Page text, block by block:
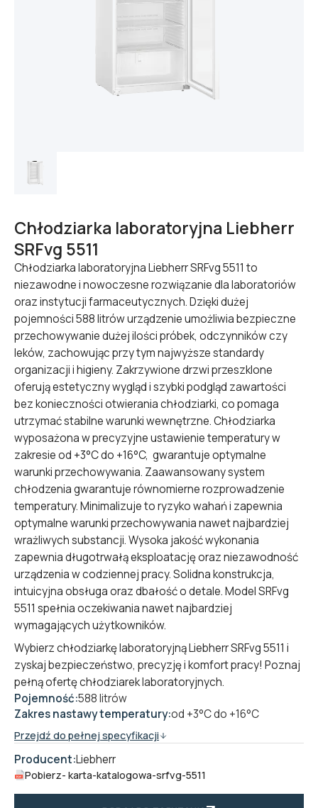
Chłodziarka laboratoryjna Liebherr
SRFvg 5511
Chłodziarka laboratoryjna Liebherr SRFvg 5511 to
niezawodne i nowoczesne rozwiązanie dla laboratoriów
oraz instytucji farmaceutycznych. Dzięki dużej
pojemności 588 litrów urządzenie umożliwia bezpieczne
przechowywanie dużej ilości próbek, odczynników czy
leków, zachowując przy tym najwyższe standardy
organizacji i higieny. Zakrzywione drzwi przeszklone
oferują estetyczny wygląd i szybki podgląd zawartości
bez konieczności otwierania chłodziarki, co pomaga
utrzymać stabilne warunki wewnętrzne. Chłodziarka
wyposażona w precyzyjne ustawienie temperatury w
zakresie od +3°C do +16°C, gwarantuje optymalne
warunki przechowywania. Zaawansowany system
chłodzenia gwarantuje równomierne rozprowadzenie
temperatury. Minimalizuje to ryzyko wahań i zapewnia
optymalne warunki przechowywania nawet najbardziej
wrażliwych substancji. Wysoka jakość wykonania
zapewnia długotrwałą eksploatację oraz niezawodność
urządzenia w codziennej pracy. Solidna konstrukcja,
intuicyjna obsługa oraz dbałość o detale. Model SRFvg
5511 spełnia oczekiwania nawet najbardziej
wymagających użytkowników.
Wybierz chłodziarkę laboratoryjną Liebherr SRFvg 5511 i
zyskaj bezpieczeństwo, precyzję i komfort pracy! Poznaj
pełną ofertęchłodziarek laboratoryjnych.
Pojemność:588 litrów
Zakres nastawy temperatury:od +3°C do +16°C
Przejdź do pełnej specyfikacji
Producent:Liebherr
Pobierz- karta-katalogowa-srfvg-5511